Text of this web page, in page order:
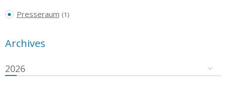
Presseraum (1)
Archives
2026